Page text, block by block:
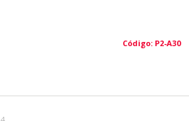
Código: P2-A30